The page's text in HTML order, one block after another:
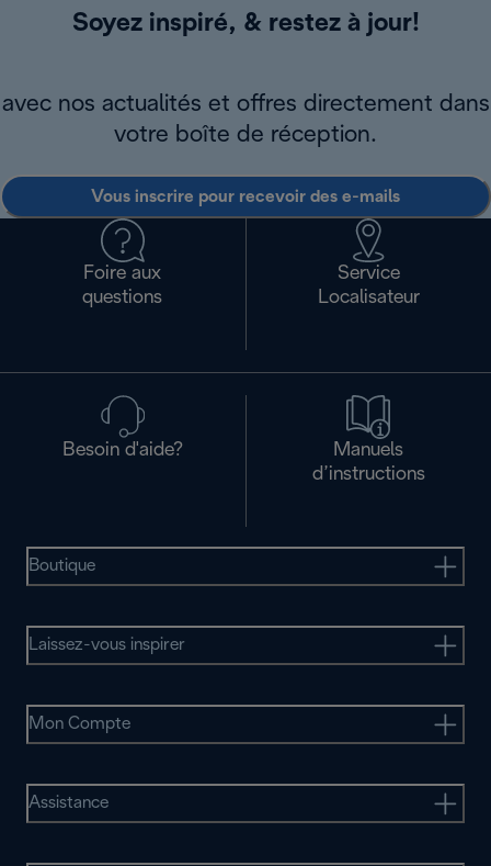
Soyez inspiré, & restez à jour!
avec nos actualités et offres directement dans
votre boîte de réception.
Vous inscrire pour recevoir des e-mails
Foire aux
questions
Service
Localisateur
Besoin d'aide?
Manuels
d’instructions
Boutique
Laissez-vous inspirer
Mon Compte
Assistance